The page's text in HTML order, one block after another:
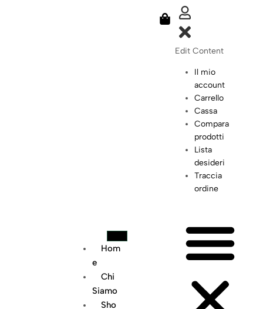
Hom
E
Chi
Siamo
Sho
Edit Content
Il mio
account
Carrello
Cassa
Compara
prodotti
Lista
desideri
Traccia
ordine